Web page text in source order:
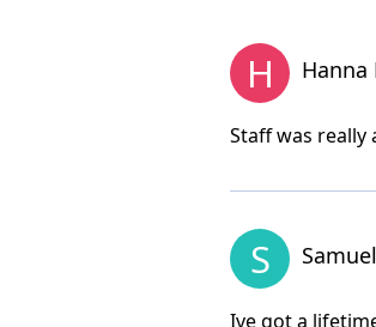
H Hanna
Staff was
S
Ive got a